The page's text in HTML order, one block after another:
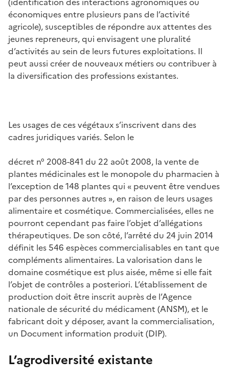
économiques entre plusieurs pans de l’activité
agricole), susceptibles de répondre aux attentes des
jeunes repreneurs, qui envisagent une pluralité
d’activités au sein de leurs futures exploitations. Il
peut aussi créer de nouveaux métiers ou contribuer à
la diversification des professions existantes.
Les usages de ces végétaux s’inscrivent dans des
cadres juridiques variés. Selon le
décret n° 2008-841 du 22 août 2008, la vente de
plantes médicinales est le monopole du pharmacien à
l’exception de 148 plantes qui « peuvent être vendues
par des personnes autres », en raison de leurs usages
alimentaire et cosmétique. Commercialisées, elles ne
pourront cependant pas faire l’objet d’allégations
thérapeutiques. De son côté, l’arrêté du 24 juin 2014
définit les 546 espèces commercialisables en tant que
compléments alimentaires. La valorisation dans le
domaine cosmétique est plus aisée, même si elle fait
l’objet de contrôles a posteriori. L’établissement de
production doit être inscrit auprès de l’Agence
nationale de sécurité du médicament (ANSM), et le
fabricant doit y déposer, avant la commercialisation,
un Document information produit (DIP).
L’agrodiversité existante